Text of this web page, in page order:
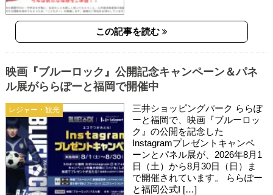
この記事を読む
レジャー・観光
映画『ブルーロック』公開記念キャンペーン＆パネ
ル展がららぽーと福岡で開催中
三井ショッピングパーク ららぽ
ーと福岡で、映画『ブルーロッ
ク』の公開を記念した
Instagramプレゼントキャンペ
ーンとパネル展が、2026年8月1
日（土）から8月30日（日）ま
で開催されています。 ららぽー
と福岡公式I […]